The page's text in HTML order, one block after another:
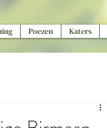
Poezen Katers